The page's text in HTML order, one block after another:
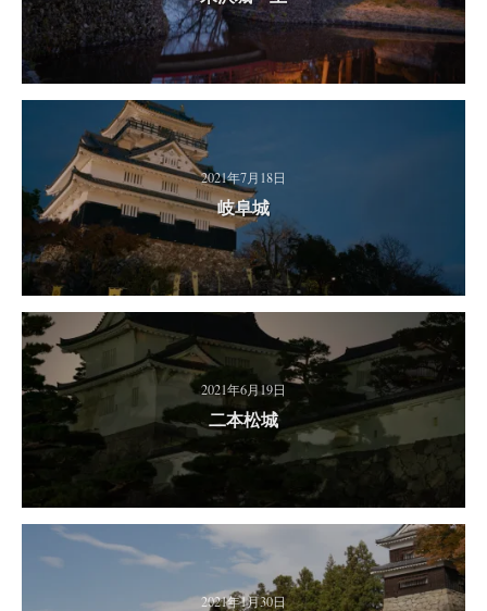
2021年7月18日
岐阜城
2021年6月19日
二本松城
2021年1月30日